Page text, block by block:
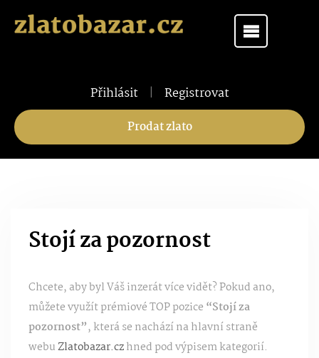
Přihlásit | Registrovat
Prodat zlato
Stojí za pozornost
Chcete, aby byl Váš inzerát více vidět? Pokud ano,
můžete využít prémiové TOP pozice “Stojí za
pozornost”, která se nachází na hlavní straně
webuZlatobazar.czhned pod výpisem kategorií.